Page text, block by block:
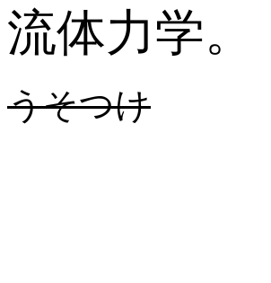
流体力学。
うそつけ